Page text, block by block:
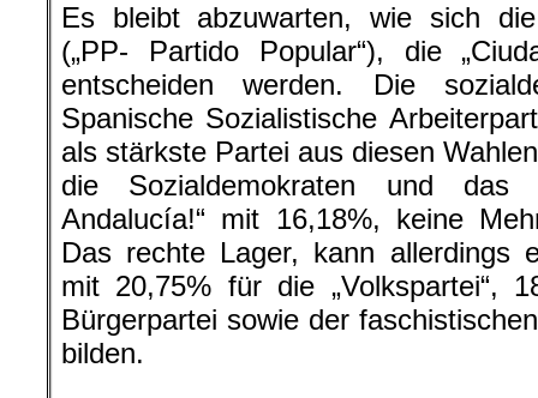
Es bleibt abzuwarten, wie sich
(„PP- Partido Popular“), die
entscheiden werden. Die
Spanische Sozialistische
als stärkste Partei aus diesen
die Sozialdemokraten und das
Andalucía!“ mit 16,18%, keine
Das rechte Lager, kann allerdings
mit 20,75% für die „Volkspartei“,
Bürgerpartei sowie der
bilden.